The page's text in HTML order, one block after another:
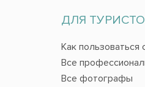
ДЛЯ
Как пользоваться
Все
Все фотографы